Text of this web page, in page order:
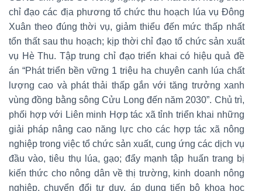
chỉ đạo các địa phương tổ chức thu hoạch lúa vụ Đông
Xuân theo đúng thời vụ, giảm thiểu đến mức thấp nhất
tổn thất sau thu hoạch; kịp thời chỉ đạo tổ chức sản xuất
vụ Hè Thu. Tập trung chỉ đạo triển khai có hiệu quả đề
án “Phát triển bền vững 1 triệu ha chuyên canh lúa chất
lượng cao và phát thải thấp gắn với tăng trưởng xanh
vùng đồng bằng sông Cửu Long đến năm 2030”. Chủ trì,
phối hợp với Liên minh Hợp tác xã tỉnh triển khai những
giải pháp nâng cao năng lực cho các hợp tác xã nông
nghiệp trong việc tổ chức sản xuất, cung ứng các dịch vụ
đầu vào, tiêu thụ lúa, gạo; đẩy mạnh tập huấn trang bị
kiến thức cho nông dân về thị trường, kinh doanh nông
nghiệp, chuyển đổi tư duy, áp dụng tiến bộ khoa học